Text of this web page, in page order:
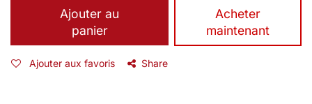
Ajouter au
panier
​Acheter
maintenant
Ajouter aux favoris Share